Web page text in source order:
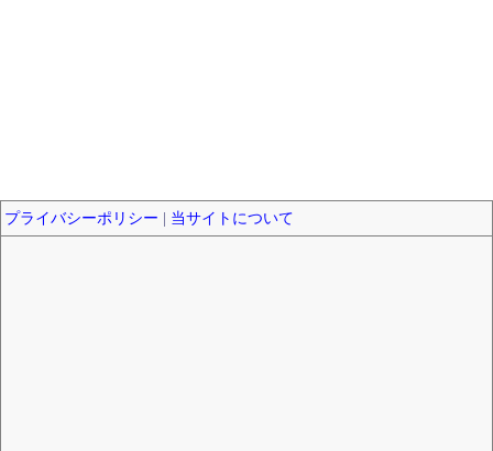
プライバシーポリシー 当サイトについて